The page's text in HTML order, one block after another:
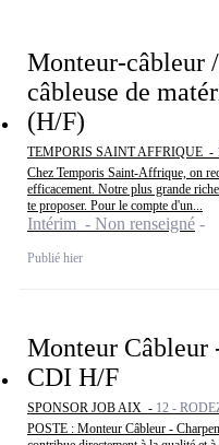
Monteur-câbleur
câbleuse de
(H/F)
TEMPORIS SAINT AFFRIQUE -
Chez Temporis Saint-Affrique, on
efficacement. Notre plus grande
te proposer. Pour le compte d'un...
Intérim - Non renseigné
Publié hier
Monteur Câbleur
CDI H/F
SPONSOR JOB AIX - 12 -
POSTE : Monteur Câbleur -